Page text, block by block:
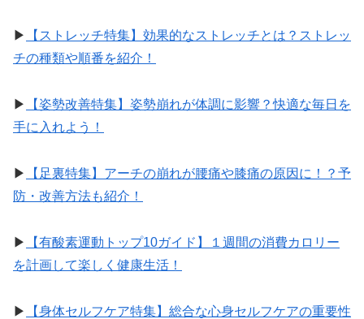
▶︎
【ストレッチ特集】効果的なストレッチとは？ストレッ
チの種類や順番を紹介！
▶︎
【姿勢改善特集】姿勢崩れが体調に影響？快適な毎日を
手に入れよう！
▶︎
【足裏特集】アーチの崩れが腰痛や膝痛の原因に！？予
防・改善方法も紹介！
▶︎
【有酸素運動トップ10ガイド】１週間の消費カロリー
を計画して楽しく健康生活！
▶︎
【身体セルフケア特集】総合な心身セルフケアの重要性